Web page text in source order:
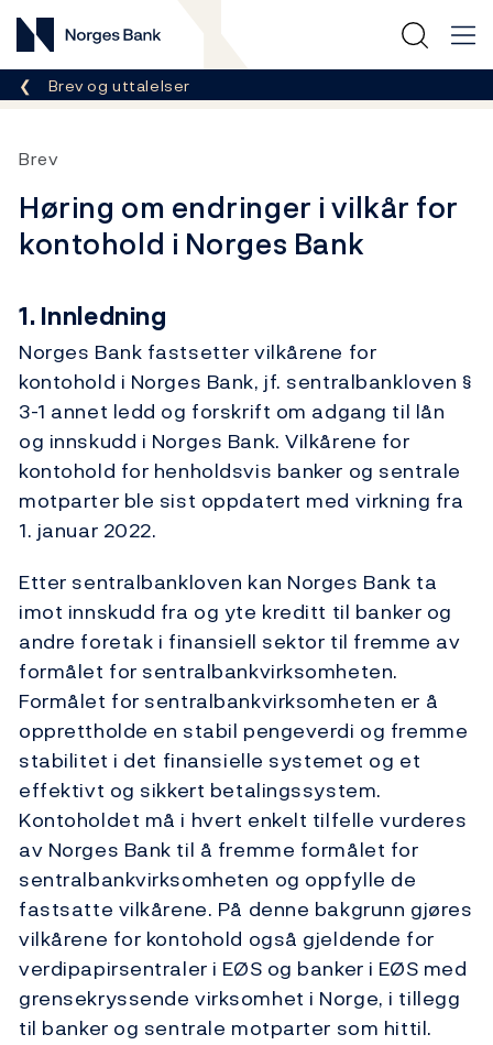
Norges Bank
Her er du nå:
Brev og uttalelser
Brev
Høring om endringer i vilkår for
kontohold i Norges Bank
1. Innledning
Norges Bank fastsetter vilkårene for
kontohold i Norges Bank, jf. sentralbankloven §
3-1 annet ledd og forskrift om adgang til lån
og innskudd i Norges Bank. Vilkårene for
kontohold for henholdsvis banker og sentrale
motparter ble sist oppdatert med virkning fra
1. januar 2022.
Etter sentralbankloven kan Norges Bank ta
imot innskudd fra og yte kreditt til banker og
andre foretak i finansiell sektor til fremme av
formålet for sentralbankvirksomheten.
Formålet for sentralbankvirksomheten er å
opprettholde en stabil pengeverdi og fremme
stabilitet i det finansielle systemet og et
effektivt og sikkert betalingssystem.
Kontoholdet må i hvert enkelt tilfelle vurderes
av Norges Bank til å fremme formålet for
sentralbankvirksomheten og oppfylle de
fastsatte vilkårene. På denne bakgrunn gjøres
vilkårene for kontohold også gjeldende for
verdipapirsentraler i EØS og banker i EØS med
grensekryssende virksomhet i Norge, i tillegg
til banker og sentrale motparter som hittil.